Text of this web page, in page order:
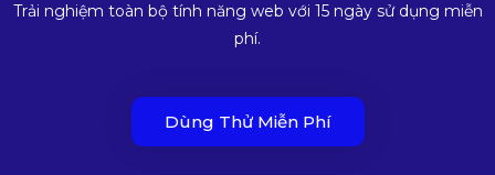
Trải nghiệm toàn bộ tính năng web với 15 ngày sử dụng miễn
phí.
Dùng Thử Miễn Phí